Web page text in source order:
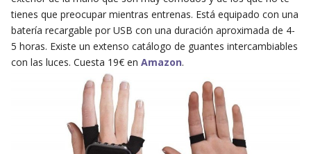
tienes que preocupar mientras entrenas. Está equipado con una
batería recargable por USB con una duración aproximada de 4-
5 horas. Existe un extenso catálogo de guantes intercambiables
con las luces. Cuesta 19€ en Amazon.